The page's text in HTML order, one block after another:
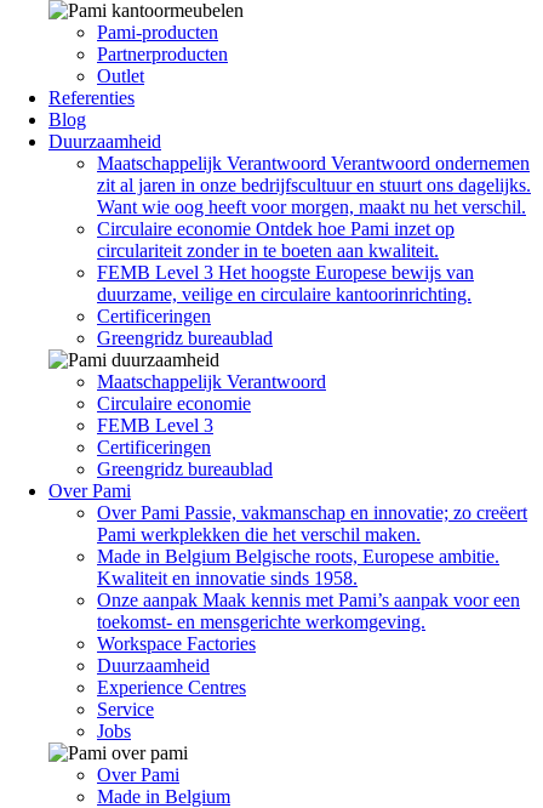
Pami-producten
Partnerproducten
Outlet
Referenties
Blog
Duurzaamheid
Maatschappelijk Verantwoord Verantwoord ondernemen
zit al jaren in onze bedrijfscultuur en stuurt ons dagelijks.
Want wie oog heeft voor morgen, maakt nu het verschil.
Circulaire economie Ontdek hoe Pami inzet op
circulariteit zonder in te boeten aan kwaliteit.
FEMB Level 3 Het hoogste Europese bewijs van
duurzame, veilige en circulaire kantoorinrichting.
Certificeringen
Greengridz bureaublad
Maatschappelijk Verantwoord
Circulaire economie
FEMB Level 3
Certificeringen
Greengridz bureaublad
Over Pami
Over Pami Passie, vakmanschap en innovatie; zo creëert
Pami werkplekken die het verschil maken.
Made in Belgium Belgische roots, Europese ambitie.
Kwaliteit en innovatie sinds 1958.
Onze aanpak Maak kennis met Pami’s aanpak voor een
toekomst- en mensgerichte werkomgeving.
Workspace Factories
Duurzaamheid
Experience Centres
Service
Jobs
Over Pami
Made in Belgium